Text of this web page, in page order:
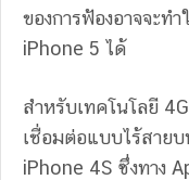
ของการฟ้องอาจจะท
iPhone 5 ได้
สำหรับเทคโนโลยี
เชื่อมต่อแบบไร้สาย
iPhone 4S ซึ่งทาง